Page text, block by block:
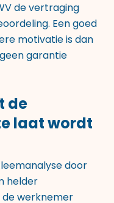
de vertraging
Een goed
motivatie is dan
garantie
de
laat wordt
door
helder
werknemer